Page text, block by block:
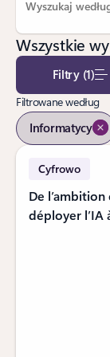
Wszystkie
Filtry (1)
Filtrowane według
Informatycy
Cyfrowo
De
déployer l’IA